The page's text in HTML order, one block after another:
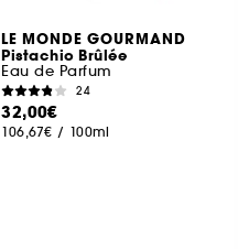
LE MONDE GOURMAND
Pistachio Brûlée
Eau de Parfum
24
32,00€
106,67€ / 100ml